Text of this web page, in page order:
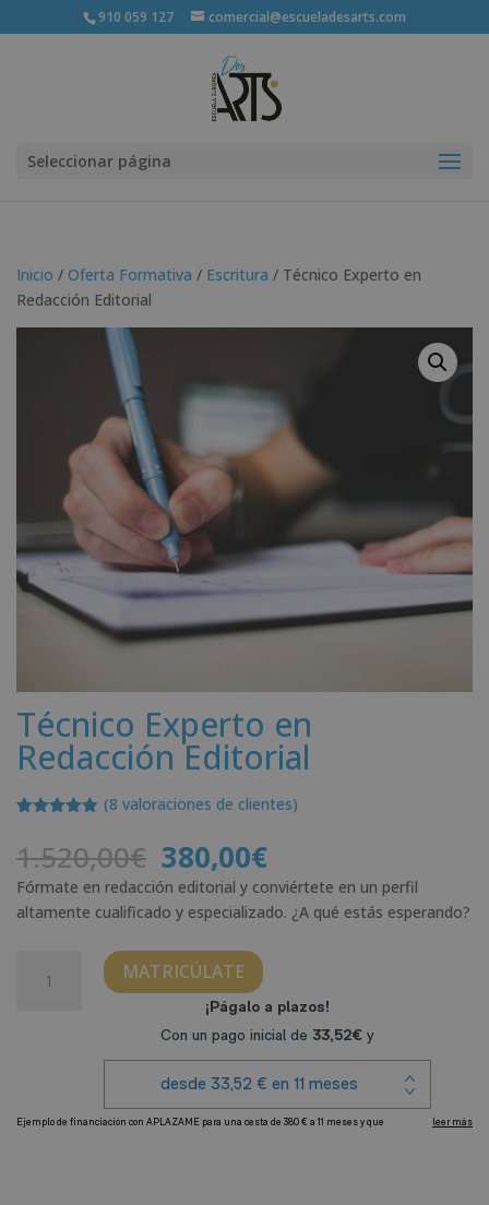
910 059 127 comercial@escueladesarts.com
Seleccionar página
Inicio / Oferta Formativa / Escritura / Técnico Experto en
Redacción Editorial
Técnico Experto en
Redacción Editorial
5 en base
valoracione
s de
clientes
(8 valoraciones de clientes)
1.520,00€ El
precio
original
era:
1.520,00€.
380,00€El
precio
actual
es:
Fórmate en redacción editorial y conviértete en un perfil
altamente cualificado y especializado. ¿A qué estás esperando?
Experto
MATRICÚLATE